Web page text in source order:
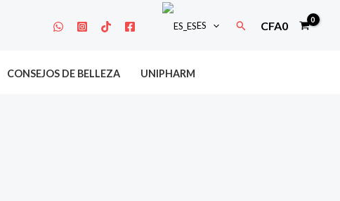
ES BuscarCFA0
CONSEJOS DE BELLEZA UNIPHARM